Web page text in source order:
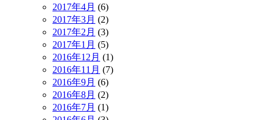
2017年4月 (6)
2017年3月 (2)
2017年2月 (3)
2017年1月 (5)
2016年12月 (1)
2016年11月 (7)
2016年9月 (6)
2016年8月 (2)
2016年7月 (1)